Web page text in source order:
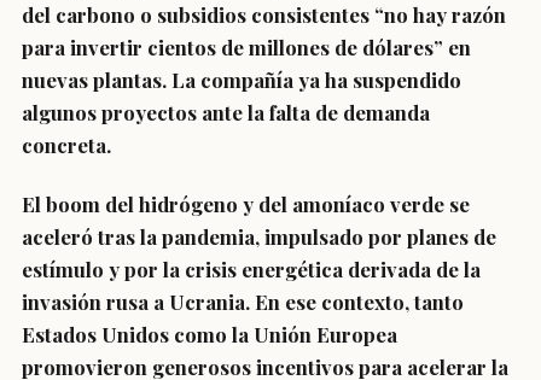
del carbono o subsidios consistentes “no hay razón
para invertir cientos de millones de dólares” en
nuevas plantas. La compañía ya ha suspendido
algunos proyectos ante la falta de demanda
concreta.
El boom del hidrógeno y del amoníaco verde se
aceleró tras la pandemia, impulsado por planes de
estímulo y por la crisis energética derivada de la
invasión rusa a Ucrania. En ese contexto, tanto
Estados Unidos como la Unión Europea
promovieron generosos incentivos para acelerar la